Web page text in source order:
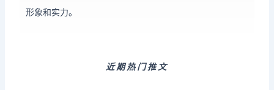
形象和实力。
近期热门推文